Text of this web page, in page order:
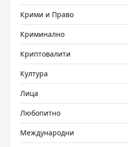
Крими и Право
Криминално
Криптовалити
Култура
Лица
Любопитно
Международни